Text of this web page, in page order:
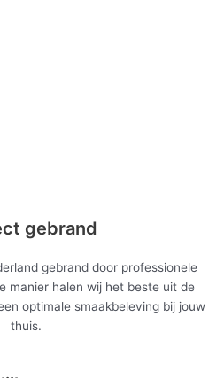
gebrand
gebrand door professionele
manier halen wij het beste uit de
optimale smaakbeleving bij jouw
thuis.